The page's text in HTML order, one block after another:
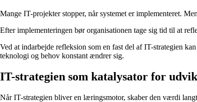
Mange IT-projekter stopper, når systemet er implementeret.
Efter implementeringen bør organisationen tage sig tid til at
Ved at indarbejde refleksion som en fast del af IT-strategien
teknologi og behov konstant ændrer sig.
IT-strategien som katalysator for
Når IT-strategien bliver en læringsmotor, skaber den værdi